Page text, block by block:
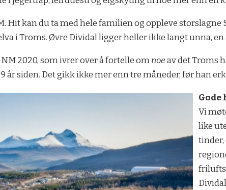
Hit kan du ta med hele familien og oppleve
i Troms. Øvre Dividal ligger heller ikke langt unna,
2020, som ivrer over å fortelle omnoeav det Troms
år siden. Det gikk ikke mer enn tre måneder, før han
Gode
Vi
like
tinder,